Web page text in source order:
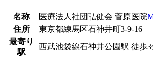
名称 医療法人社団弘健会 菅原医院
住所
東京都練馬区石神井町3-9-16
最寄り
駅
西武池袋線石神井公園駅 徒歩3